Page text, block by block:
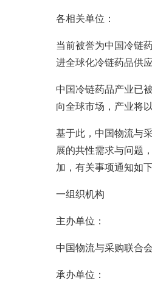
各相关单位：
当前被誉为中国冷链
进全球化冷链药品供
中国冷链药品产业已
向全球市场，产业将
基于此，中国物流与
展的共性需求与问题
加，有关事项通知如下
一组织机构
主办单位：
中国物流与采购联合会
承办单位：